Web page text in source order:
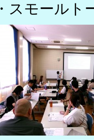
・スモールト